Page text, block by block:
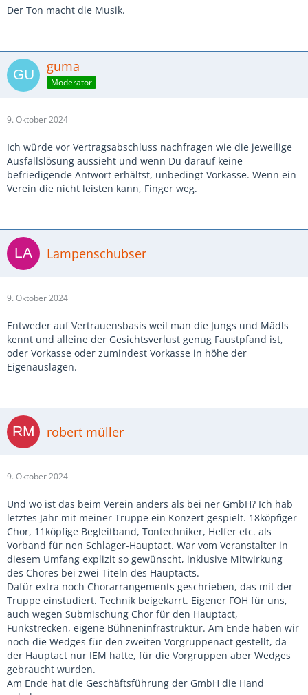
Der Ton macht die Musik.
guma
Moderator
9. Oktober 2024
Ich würde vor Vertragsabschluss nachfragen wie die jeweilige
Ausfallslösung aussieht und wenn Du darauf keine
befriedigende Antwort erhältst, unbedingt Vorkasse. Wenn ein
Verein die nicht leisten kann, Finger weg.
Lampenschubser
9. Oktober 2024
Entweder auf Vertrauensbasis weil man die Jungs und Mädls
kennt und alleine der Gesichtsverlust genug Faustpfand ist,
oder Vorkasse oder zumindest Vorkasse in höhe der
Eigenauslagen.
robert müller
9. Oktober 2024
Und wo ist das beim Verein anders als bei ner GmbH? Ich hab
letztes Jahr mit meiner Truppe ein Konzert gespielt. 18köpfiger
Chor, 11köpfige Begleitband, Tontechniker, Helfer etc. als
Vorband für nen Schlager-Hauptact. War vom Veranstalter in
diesem Umfang explizit so gewünscht, inklusive Mitwirkung
des Chores bei zwei Titeln des Hauptacts.
Dafür extra noch Chorarrangements geschrieben, das mit der
Truppe einstudiert. Technik beigekarrt. Eigener FOH für uns,
auch wegen Submischung Chor für den Hauptact,
Funkstrecken, eigene Bühneninfrastruktur. Am Ende haben wir
noch die Wedges für den zweiten Vorgruppenact gestellt, da
der Hauptact nur IEM hatte, für die Vorgruppen aber Wedges
gebraucht wurden.
Am Ende hat die Geschäftsführung der GmbH die Hand